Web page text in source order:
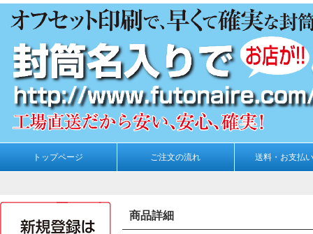
トップページ ご注文の流れ 送料・お支払
商品詳細